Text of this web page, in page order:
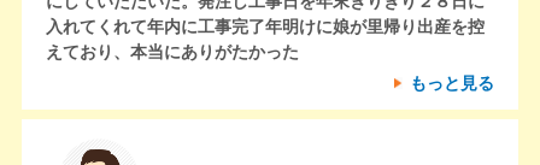
入れてくれて年内に工事完了年明けに娘が里帰り出産を控
えており、本当にありがたかった
もっと見る